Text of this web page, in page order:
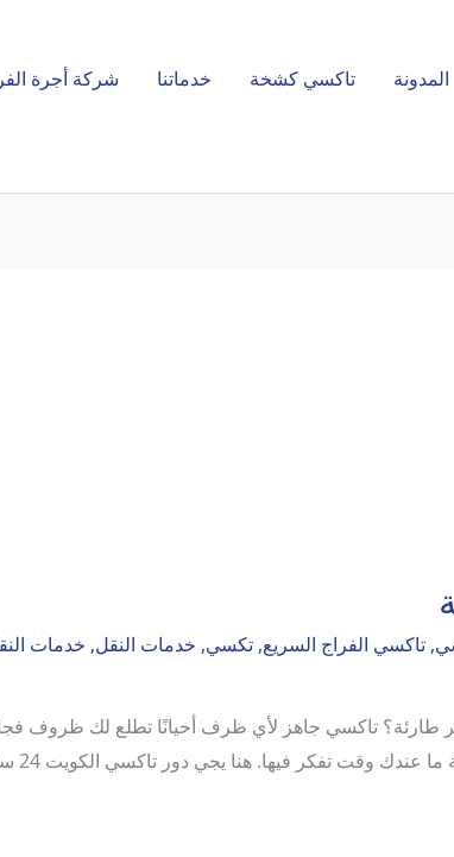
المدونة تاكسي كشخة خدماتنا شركة أجرة
, تاكسي الفراج السريع, تكسي, خدمات النقل, خدمات
24 ساعة؟ مشاوير طارئة؟ تاكسي جاهز لأي ظرف أحيانًا تطلع